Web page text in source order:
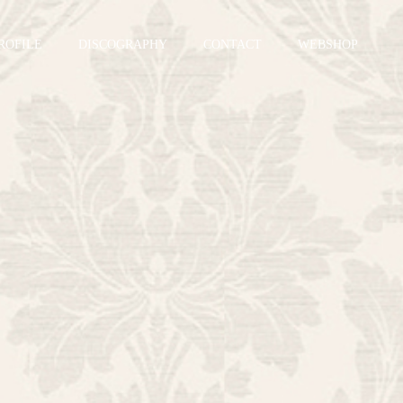
DISCOGRAPHY CONTACT WEBSHOP